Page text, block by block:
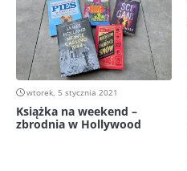
wtorek, 5 stycznia 2021
Książka na weekend –
zbrodnia w Hollywood